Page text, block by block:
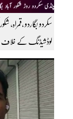
لوڈشیڈنگ کے خلاف
قسم کی ٹریفک کے
سبسکرائب کریں